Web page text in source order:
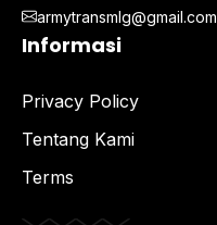
armytransmlg@gmail.com
Informasi
Privacy Policy
Tentang Kami
Terms